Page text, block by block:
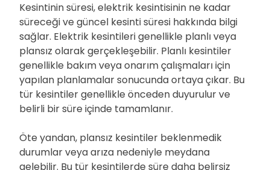
Kesintinin süresi, elektrik kesintisinin ne kadar
süreceği ve güncel kesinti süresi hakkında bilgi
sağlar. Elektrik kesintileri genellikle planlı veya
plansız olarak gerçekleşebilir. Planlı kesintiler
genellikle bakım veya onarım çalışmaları için
yapılan planlamalar sonucunda ortaya çıkar. Bu
tür kesintiler genellikle önceden duyurulur ve
belirli bir süre içinde tamamlanır.
Öte yandan, plansız kesintiler beklenmedik
durumlar veya arıza nedeniyle meydana
gelebilir. Bu tür kesintilerde süre daha belirsiz